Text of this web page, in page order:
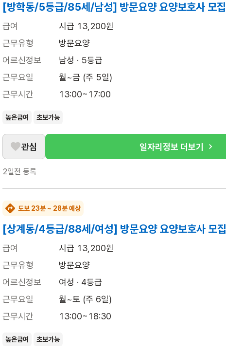
[방학동/5등급/85세/남성] 방문요양 요양보호사 모집
급여
시급 13,200원
근무유형
방문요양
어르신정보
남성 · 5등급
근무요일
월~금 (주 5일)
근무시간
13:00~17:00
높은급여 초보가능
관심 일자리정보 더보기
2일전 등록
도보 23분 ~ 28분 예상
[상계동/4등급/88세/여성] 방문요양 요양보호사 모집
급여
시급 13,200원
근무유형
방문요양
어르신정보
여성 · 4등급
근무요일
월~토 (주 6일)
근무시간
13:00~18:30
높은급여 초보가능